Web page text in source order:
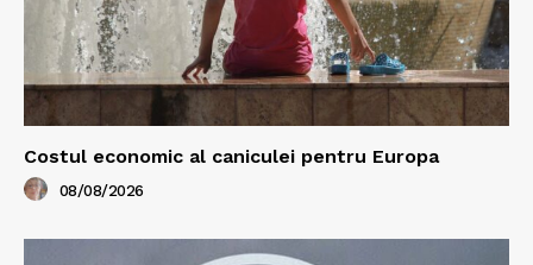
Costul economic al caniculei pentru Europa
08/08/2026